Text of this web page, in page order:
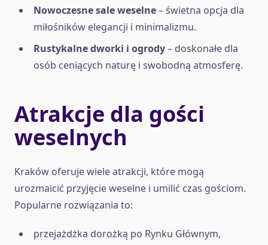
Nowoczesne sale weselne– świetna opcja dla
miłośników elegancji i minimalizmu.
Rustykalne dworki i ogrody– doskonałe dla
osób ceniących naturę i swobodną atmosferę.
Atrakcje dla gości
weselnych
Kraków oferuje wiele atrakcji, które mogą
urozmaicić przyjęcie weselne i umilić czas gościom.
Popularne rozwiązania to:
przejażdżka dorożką po Rynku Głównym,